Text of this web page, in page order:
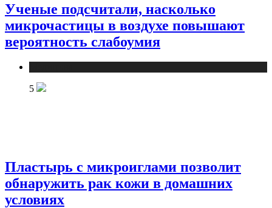
Ученые подсчитали, насколько
микрочастицы в воздухе повышают
вероятность слабоумия
5
Пластырь с микроиглами позволит
обнаружить рак кожи в домашних
условиях